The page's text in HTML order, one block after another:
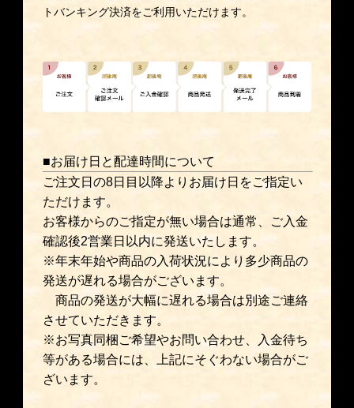
トバンキング決済をご利用いただけます。
■お届け日と配達時間について
ご注文日の8日目以降よりお届け日をご指定い
ただけます。
お客様からのご指定が無い場合は通常、ご入金
確認後2営業日以内に発送いたします。
※年末年始や商品の入荷状況により多少商品の
発送が遅れる場合がございます。
商品の発送が大幅に遅れる場合は別途ご連絡
させていただきます。
※お写真同梱ご希望やお問い合わせ、入金待ち
等がある場合には、上記にそぐわない場合がご
ざいます。